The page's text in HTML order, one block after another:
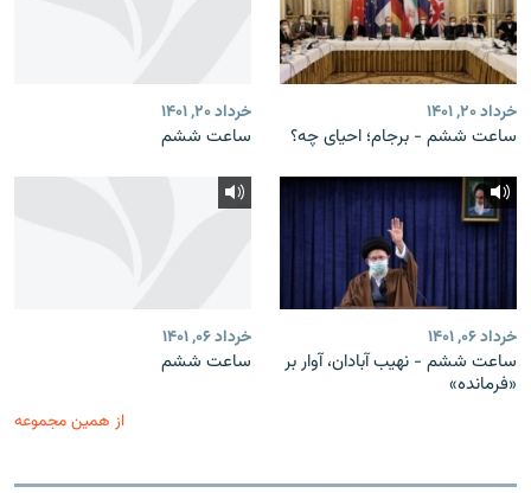
خرداد ۲۰, ۱۴۰۱
ساعت ششم - برجام؛ احیای چه؟
خرداد ۲۰, ۱۴۰۱
ساعت‌ ششم
خرداد ۰۶, ۱۴۰۱
ساعت ششم - نهیب آبادان، آوار بر
«فرمانده»
خرداد ۰۶, ۱۴۰۱
ساعت‌ ششم
از همین مجموعه